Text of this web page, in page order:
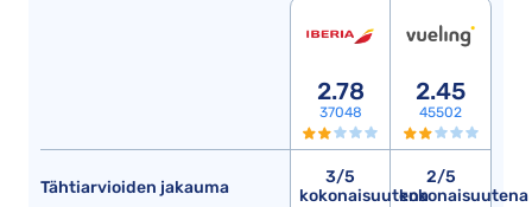
Tähtiarvioiden jakauma
2.78
37048
3/5
kokonaisuutena
2.45
45502
2/5
kokonaisuutena